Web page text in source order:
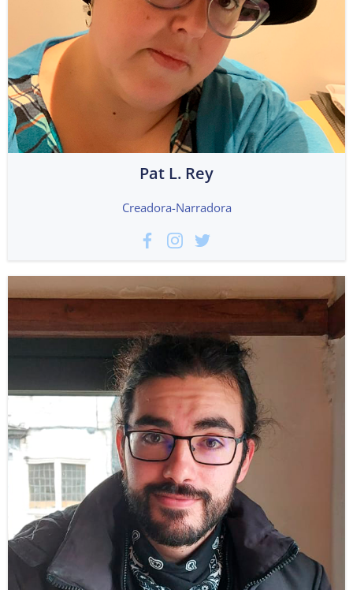
Pat L. Rey
Creadora-Narradora